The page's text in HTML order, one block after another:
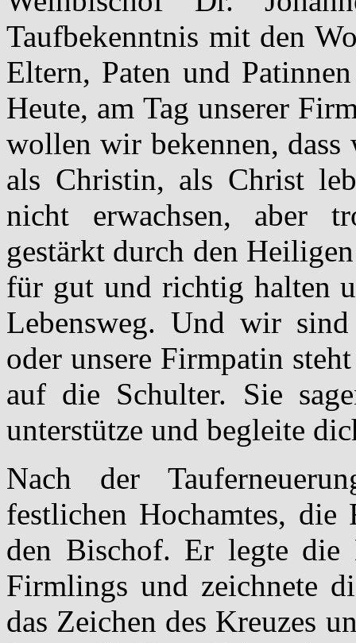
Taufbekenntnis mit den
Eltern, Paten und
Heute, am Tag unserer
wollen wir bekennen,
als Christin, als Christ
nicht erwachsen, aber
gestärkt durch den
für gut und richtig halten
Lebensweg. Und wir
oder unsere Firmpatin
auf die Schulter. Sie
unterstütze und begleite
Nach der
festlichen Hochamtes,
den Bischof. Er legte die
Firmlings und zeichnete
das Zeichen des Kreuzes